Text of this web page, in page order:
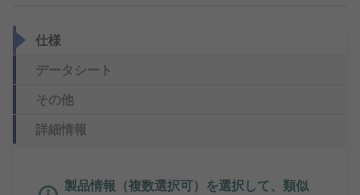
仕様
データシート
その他
詳細情報
製品情報（複数選択可）を選択して、類似